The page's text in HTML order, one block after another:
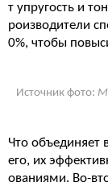
т упругость и
роизводители
0%, чтобы
Источник фото:
Что объединяет
его, их
ованиями. Во-